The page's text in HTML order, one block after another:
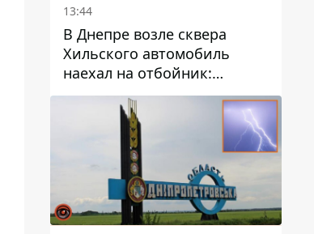
13:44
В Днепре возле сквера
Хильского автомобиль
наехал на отбойник:
момент происшествия